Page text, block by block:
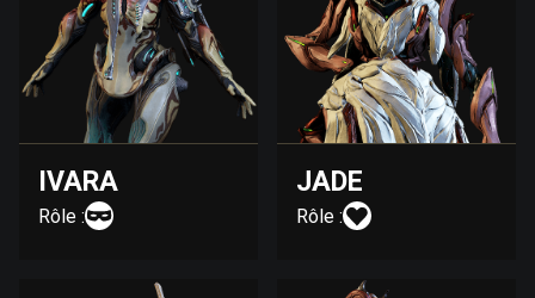
IVARA
Rôle :
JADE
Rôle :